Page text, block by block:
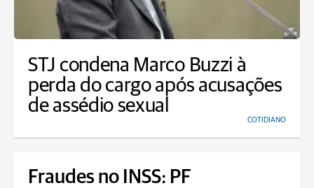
STJ condena Marco Buzzi à
perda do cargo após acusações
de assédio sexual
COTIDIANO
Fraudes no INSS: PF